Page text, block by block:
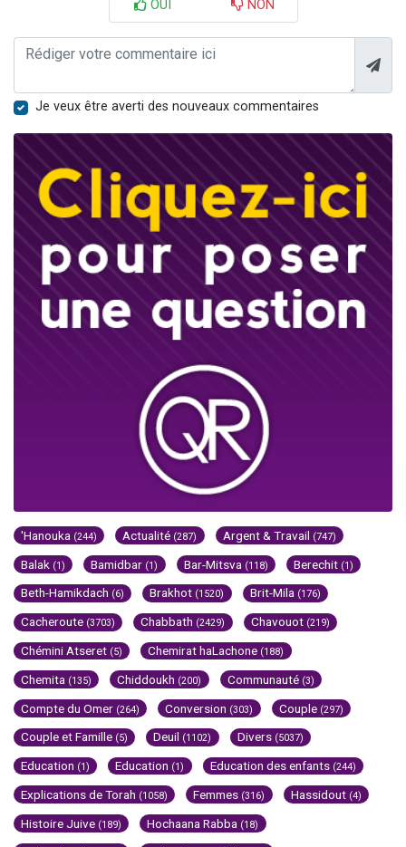
OUI NON
Je veux être averti des nouveaux commentaires
'Hanouka (244) Actualité (287) Argent & Travail (747)
Balak (1) Bamidbar (1) Bar-Mitsva (118) Berechit (1)
Beth-Hamikdach (6) Brakhot (1520) Brit-Mila (176)
Cacheroute (3703) Chabbath (2429) Chavouot (219)
Chémini Atseret (5) Chemirat haLachone (188)
Chemita (135) Chiddoukh (200) Communauté (3)
Compte du Omer (264) Conversion (303) Couple (297)
Couple et Famille (5) Deuil (1102) Divers (5037)
Education (1) Education (1) Education des enfants (244)
Explications de Torah (1058) Femmes (316) Hassidout (4)
Histoire Juive (189) Hochaana Rabba (18)